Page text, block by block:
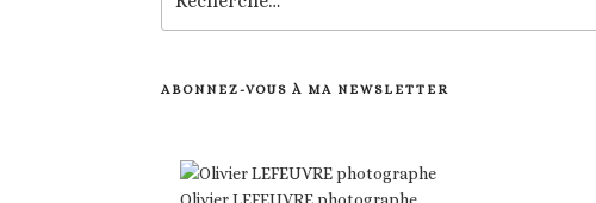
pour
:
ABONNEZ-VOUS À MA NEWSLETTER
Olivier LEFEUVRE photographe